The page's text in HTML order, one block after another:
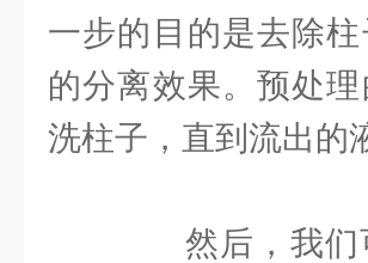
一步的目的是去除
的分离效果。预处
洗柱子，直到流出的
然后，我们